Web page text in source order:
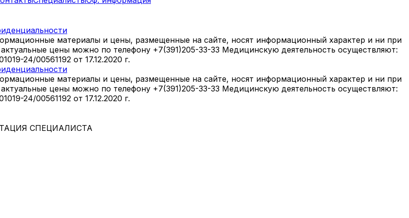
материалы и цены, размещенные на сайте, носят информационный характер и ни при
цены можно по телефону +7(391)205-33-33 Медицинскую деятельность осуществляют:
24/00561192 от 17.12.2020 г.
материалы и цены, размещенные на сайте, носят информационный характер и ни при
цены можно по телефону +7(391)205-33-33 Медицинскую деятельность осуществляют:
24/00561192 от 17.12.2020 г.
СПЕЦИАЛИСТА